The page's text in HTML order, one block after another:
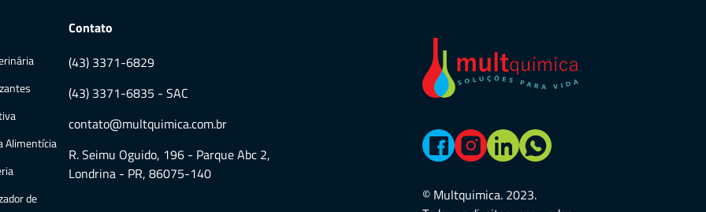
Alimentícia
de
Contato
(43) 3371-6829
(43) 3371-6835 - SAC
contato@multquimica.com.br
R. Seimu Oguido, 196 - Parque Abc 2,
Londrina - PR, 86075-140
© Multquimica. 2023.